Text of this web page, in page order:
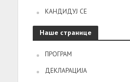
КАНДИДУЈ СЕ
Наше странице
ПРОГРАМ
ДЕКЛАРАЦИЈА